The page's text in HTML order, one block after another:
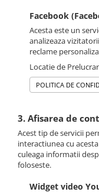
Facebook
Acesta este un
analizeaza
reclame
Locatie de
POLITICA DE
3. Afisarea de
Acest tip de servicii
interactiunea cu
culeaga informatii
foloseste.
Widget video